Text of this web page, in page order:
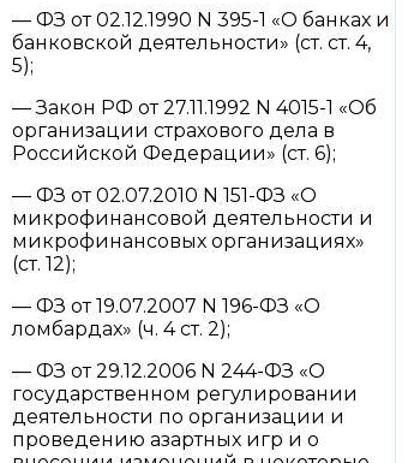
— ФЗ от 02.12.1990 N 395-1 «О банках и
банковской деятельности» (ст. ст. 4,
5);
— Закон РФ от 27.11.1992 N 4015-1 «Об
организации страхового дела в
Российской Федерации» (ст. 6);
— ФЗ от 02.07.2010 N 151-ФЗ «О
микрофинансовой деятельности и
микрофинансовых организациях»
(ст. 12);
— ФЗ от 19.07.2007 N 196-ФЗ «О
ломбардах» (ч. 4 ст. 2);
— ФЗ от 29.12.2006 N 244-ФЗ «О
государственном регулировании
деятельности по организации и
проведению азартных игр и о